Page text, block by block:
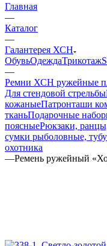
Главная
—
Каталог
—
Галантерея ХСН
ОбувьОдеждаТрикотаж
—
Ремни ХСН ружейные
Для стендовой стрельбы
кожаныеПатронташи
тканьПодарочные
поясныеРюкзаки,
сумки рыболовные,
охотника
—Ремень ружейный